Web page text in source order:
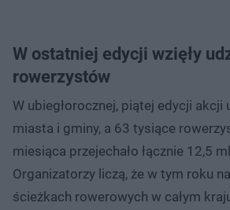
W ostatniej edycji wzięły
rowerzystów
W ubiegłorocznej, piątej edycji akcji
miasta i gminy, a 63 tysiące
miesiąca przejechało łącznie 12,5
Organizatorzy liczą, że w tym roku
ścieżkach rowerowych w całym